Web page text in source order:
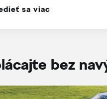
sa viac
bez